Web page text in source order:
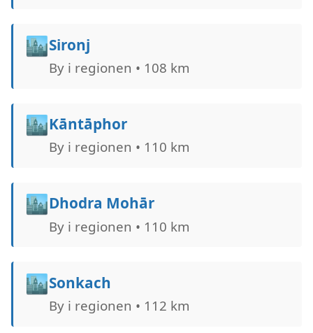
🏙️Sironj
By i regionen • 108 km
🏙️Kāntāphor
By i regionen • 110 km
🏙️Dhodra Mohār
By i regionen • 110 km
🏙️Sonkach
By i regionen • 112 km